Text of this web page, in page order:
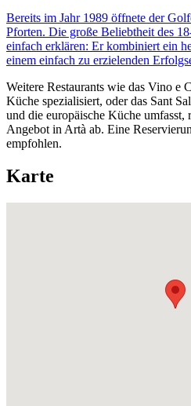
Bereits im Jahr 1989 öffnete der
Pforten. Die große Beliebtheit des
einfach erklären: Er kombiniert ein
einem einfach zu erzielenden
Weitere Restaurants wie das Vino e
Küche spezialisiert, oder das Sant
und die europäische Küche umfasst,
Angebot in Artà ab. Eine
empfohlen.
Karte